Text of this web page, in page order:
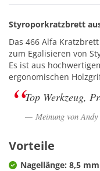
Styroporkratzbrett
Das 466 Alfa
zum Egalisieren von
Es ist aus
ergonomischen
Top Werkzeug,
Meinung von
Vorteile
Nagellänge: 8,5 mm